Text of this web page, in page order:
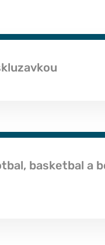
basketbal a